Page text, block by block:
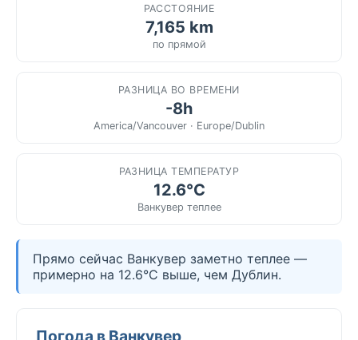
РАССТОЯНИЕ
7,165 km
по прямой
РАЗНИЦА ВО ВРЕМЕНИ
-8h
America/Vancouver · Europe/Dublin
РАЗНИЦА ТЕМПЕРАТУР
12.6°C
Ванкувер теплее
Прямо сейчас Ванкувер заметно теплее —
примерно на 12.6°C выше, чем Дублин.
Погода в Ванкувер